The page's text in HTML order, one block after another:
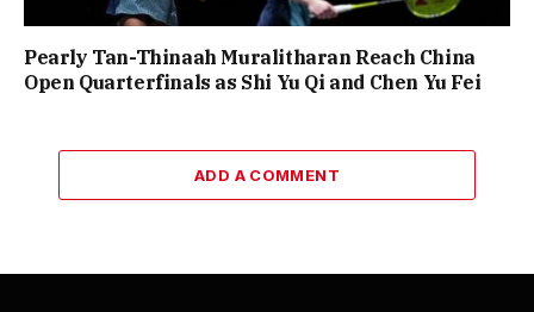
Pearly Tan-Thinaah Muralitharan Reach China
Open Quarterfinals as Shi Yu Qi and Chen Yu Fei
ADD A COMMENT